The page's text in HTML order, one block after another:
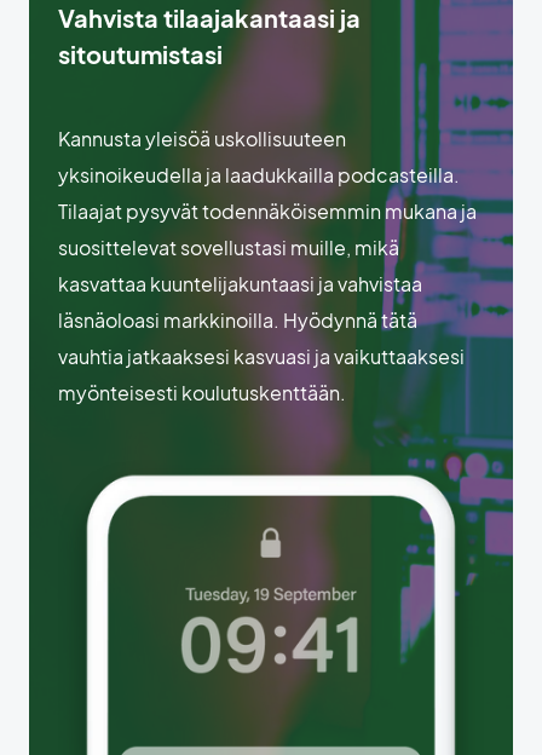
Vahvista tilaajakantaasi ja
sitoutumistasi
Kannusta yleisöä uskollisuuteen
yksinoikeudella ja laadukkailla podcasteilla.
Tilaajat pysyvät todennäköisemmin mukana ja
suosittelevat sovellustasi muille, mikä
kasvattaa kuuntelijakuntaasi ja vahvistaa
läsnäoloasi markkinoilla. Hyödynnä tätä
vauhtia jatkaaksesi kasvuasi ja vaikuttaaksesi
myönteisesti koulutuskenttään.